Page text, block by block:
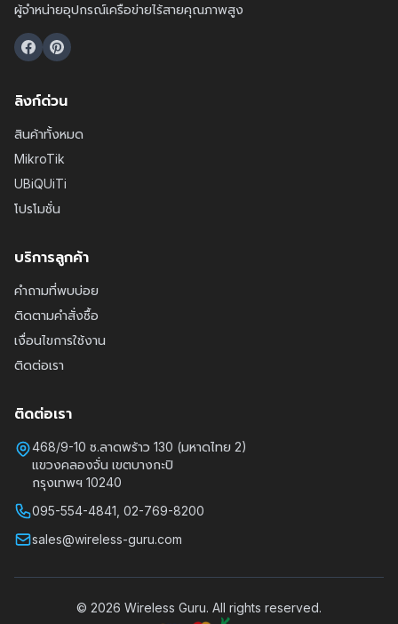
ผู้จำหน่ายอุปกรณ์เครือข่ายไร้สายคุณภาพสูง
ลิงก์ด่วน
สินค้าทั้งหมด
MikroTik
UBiQUiTi
โปรโมชั่น
บริการลูกค้า
คำถามที่พบบ่อย
ติดตามคำสั่งซื้อ
เงื่อนไขการใช้งาน
ติดต่อเรา
ติดต่อเรา
468/9-10 ซ.ลาดพร้าว 130 (มหาดไทย 2)
แขวงคลองจั่น เขตบางกะปิ
กรุงเทพฯ 10240
095-554-4841, 02-769-8200
sales@wireless-guru.com
© 2026 Wireless Guru. All rights reserved.